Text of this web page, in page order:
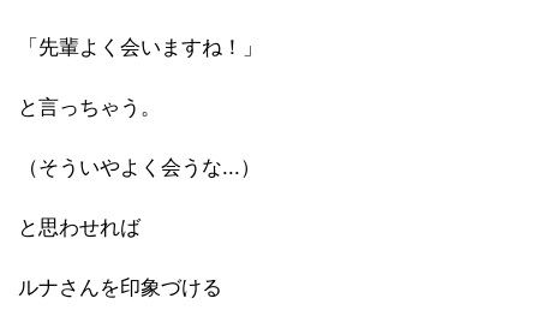
「先輩よく会いますね！」
と言っちゃう。
（そういやよく会うな...）
と思わせれば
ルナさんを印象づける